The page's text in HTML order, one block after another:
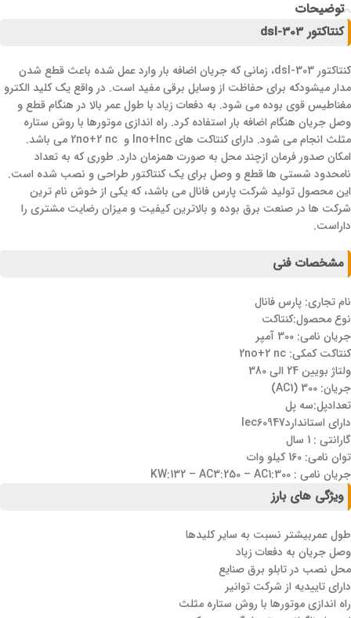
توضیحات
کنتاکتور dsl-303
کنتاکتور dsl-303، زمانی که جریان اضافه بار وارد عمل شده باعث قطع شدن
مدار میشودکه برای حفاظت از وسایل برقی مفید است. در واقع یک کلید الکترو
مغناطیس قوی بوده می شود. به دفعات زیاد با طول عمر بالا در هنگام قطع و
وصل جریان هنگام اضافه بار استفاده کرد. راه اندازی موتورها با روش ستاره
مثلث انجام می شود. دارای کنتاکت های lno+lnc و 2no+2 nc می باشد.
امکان صدور فرمان ازچند محل به صورت همزمان دارد. طوری که به تعداد
نامحدود شستی ها قطع و وصل برای یک کنتاکتور طراحی و نصب شده است.
این محصول تولید شرکت پارس فانال می باشد، که یکی از خوش نام ترین
شرکت ها در صنعت برق بوده و بالاترین کیفیت و میزان رضایت مشتری را
داراست.
مشخصات فنی
نام تجاری: پارس فانال
نوع محصول:کنتاکت
جریان نامی: 300 آمپر
کنتاکت کمکی: 2no+2 nc
ولتاژ بویین 24 الی 380
جریان: 300 (AC1)
تعدادپل:سه پل
دارای استانداردlec60947
گارانتی : 1 سال
توان نامی: 160 کیلو وات
جریان نامی : KW:132 – AC3:250 – AC1:300
ویژگی های بارز
طول عمربیشتر نسبت به سایر کلیدها
وصل جریان به دفعات زیاد
محل نصب در تابلو برق صنایع
دارای تاییدیه از شرکت توانیر
راه اندازی موتورها با روش ستاره مثلث